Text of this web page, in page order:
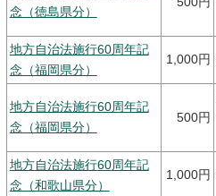
念（徳島県分）
地方自治法施行60周年記
念（福岡県分）
1,000円
地方自治法施行60周年記
念（福岡県分）
500円
地方自治法施行60周年記
念（和歌山県分）
1,000円